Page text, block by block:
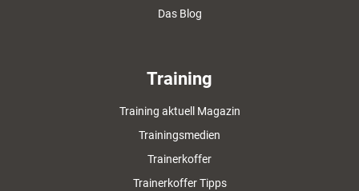
Das Blog
Training
Training aktuell Magazin
Trainingsmedien
Trainerkoffer
Trainerkoffer Tipps